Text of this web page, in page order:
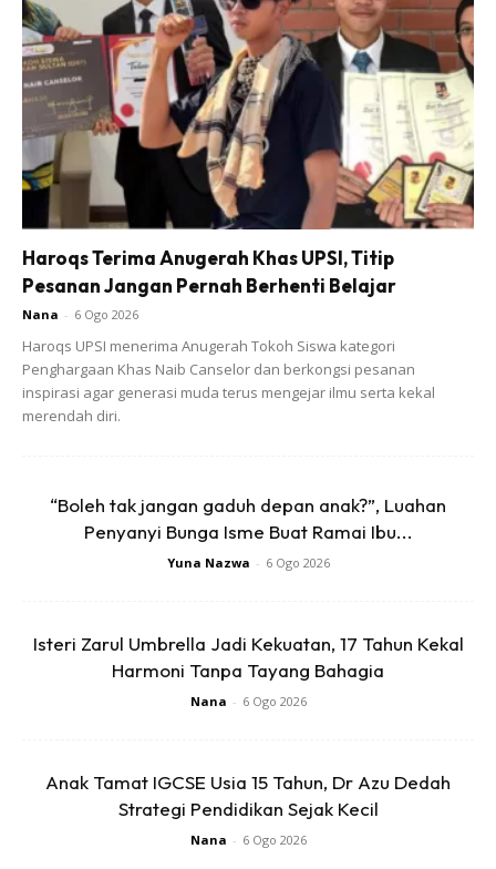
Ads
Cara penyediaan:
2.Masukkan air dan kisar hingga halus.
Haroqs Terima Anugerah Khas UPSI, Titip
Pesanan Jangan Pernah Berhenti Belajar
Nana - 6 Ogo 2026
Haroqs UPSI menerima Anugerah Tokoh Siswa kategori
Penghargaan Khas Naib Canselor dan berkongsi pesanan
inspirasi agar generasi muda terus mengejar ilmu serta kekal
merendah diri.
“Boleh tak jangan gaduh depan anak?”, Luahan
Penyanyi Bunga Isme Buat Ramai Ibu...
Yuna Nazwa - 6 Ogo 2026
Isteri Zarul Umbrella Jadi Kekuatan, 17 Tahun Kekal
Harmoni Tanpa Tayang Bahagia
Nana - 6 Ogo 2026
Anak Tamat IGCSE Usia 15 Tahun, Dr Azu Dedah
Strategi Pendidikan Sejak Kecil
Nana - 6 Ogo 2026